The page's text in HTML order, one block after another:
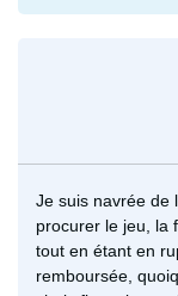
Je suis navrée de
procurer le jeu, la
tout en étant en
remboursée,